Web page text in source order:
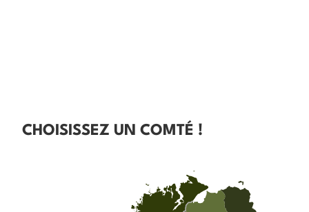
CHOISISSEZ UN COMTÉ !